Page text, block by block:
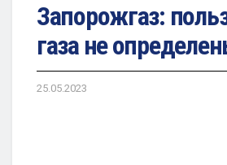
Запорожгаз:
газа не
25.05.2023